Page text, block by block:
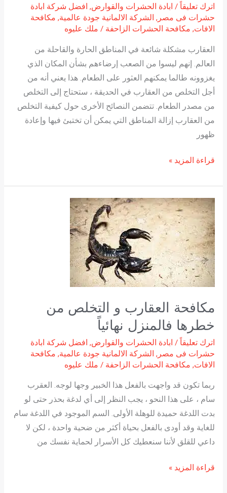
اترك تعليقاً / ابادة الحشرات والقوارض, افضل شركة ابادة
حشرات فى مصر , الشركة الالمانية جودة عالمية, مكافحة
الافات, مكافحة الحشرات الزاحفة / ملك عليوه
العقارب مشكلة شائعة في المناطق الحارة والقاحلة من
العالم. إنهم ليسوا من الصعب إرضاءهم بشأن المكان الذي
يغزوونه طالما يمكنهم العثور على الطعام. هذا يعني أنه من
أجل التخلص من العقارب في الحديقة ، ستحتاج إلى التخلص
من مصدر الطعام. تتضمن النصائح الأخرى حول كيفية التخلص
من العقارب إزالة المناطق التي يمكن أن تختبئ فيها وإعادة
ظهور
قراءة المزيد »
مكافحة العقارب و التخلص من
خطرها فالمنزل نهائياً
اترك تعليقاً / ابادة الحشرات والقوارض, افضل شركة ابادة
حشرات فى مصر , الشركة الالمانية جودة عالمية, مكافحة
الافات, مكافحة الحشرات الزاحفة / ملك عليوه
ربما تكون قد واجهت بالفعل هذا الخبير وجها لوجه. العقرب
سام ، على هذا النحو ، يجب النظر إلى أي لدغة بحذر حتى لو
بدت اللدغة حميدة للوهلة الأولى. السم الموجود في اللدغة سام
للغاية وقد أودى بالفعل بحياة أكثر من ضحية واحدة ، لكن لا
داعي للقلق لأننا سنعطيك كل الأسرار لحماية نفسك من
مكافحة
العقارب
و
التخلص
من
خطرها
فالمنزل
نهائياً
قراءة المزيد »